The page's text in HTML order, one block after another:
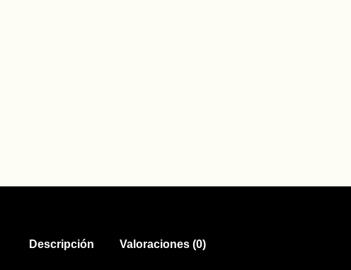
Descripción Valoraciones (0)